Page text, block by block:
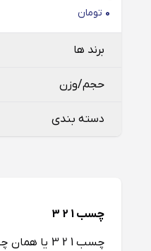
0 تومان
برند ها
کاسپین
حجم/وزن
گرم
دسته بندی
چسب 1 2 3